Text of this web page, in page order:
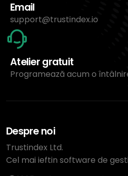
Email
support@trustindex.io
Atelier gratuit
Programează acum o
Despre noi
Trustindex Ltd.
Cel mai ieftin software de